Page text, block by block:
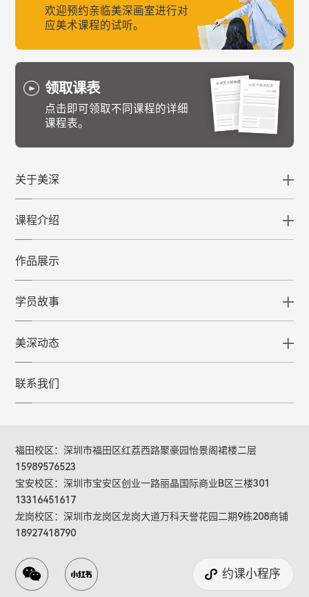
欢迎预约亲临美深画室进行对
应美术课程的试听。
领取课表
点击即可领取不同课程的详细
课程表。
关于美深
课程介绍
作品展示
学员故事
美深动态
联系我们
福田校区：深圳市福田区红荔西路聚豪园怡景阁裙楼二层
15989576523
宝安校区：深圳市宝安区创业一路丽晶国际商业B区三楼301
13316451617
龙岗校区：深圳市龙岗区龙岗大道万科天誉花园二期9栋208商铺
18927418790
约课小程序